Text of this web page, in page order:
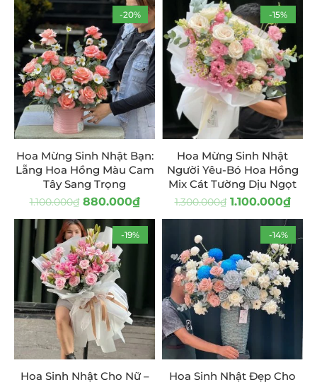
-20%
Hoa Mừng Sinh Nhật Bạn:
Lẵng Hoa Hồng Màu Cam
Tây Sang Trọng
1.100.000₫ 880.000₫
-15%
Hoa Mừng Sinh Nhật
Người Yêu-Bó Hoa Hồng
Mix Cát Tường Dịu Ngọt
1.300.000₫ 1.100.000₫
-19%
Hoa Sinh Nhật Cho Nữ –
-14%
Hoa Sinh Nhật Đẹp Cho